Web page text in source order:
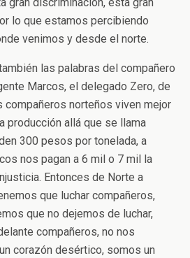
lo que estamos percibiendo
venimos y desde el norte.
las palabras del compañero
Marcos, el delegado Zero, de
compañeros norteños viven mejor
producción allá que se llama
300 pesos por tonelada, a
nos pagan a 6 mil o 7 mil la
Entonces de Norte a
que luchar compañeros,
que no dejemos de luchar,
compañeros, no nos
corazón desértico, somos un